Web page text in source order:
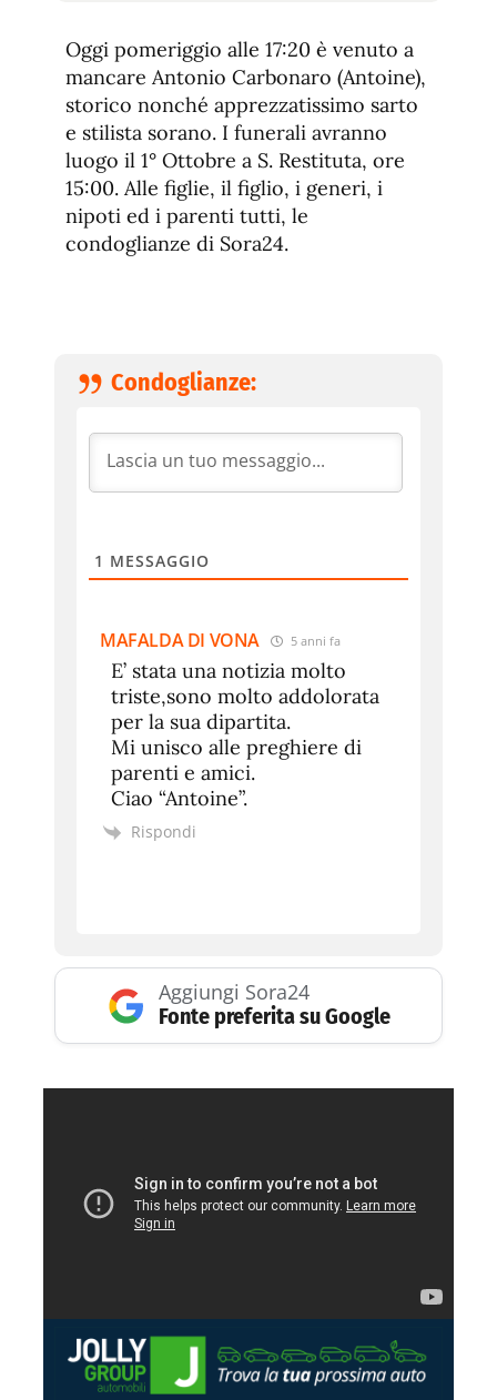
de
fuente
de
fuente.
Oggi pomeriggio alle 17:20 è venuto a
mancare Antonio Carbonaro (Antoine),
storico nonché apprezzatissimo sarto
e stilista sorano. I funerali avranno
luogo il 1° Ottobre a S. Restituta, ore
15:00. Alle figlie, il figlio, i generi, i
nipoti ed i parenti tutti, le
condoglianze di Sora24.
Condoglianze:
1 MESSAGGIO
MAFALDA DI VONA 5 anni fa
E’ stata una notizia molto
triste,sono molto addolorata
per la sua dipartita.
Mi unisco alle preghiere di
parenti e amici.
Ciao “Antoine”.
Rispondi
Aggiungi Sora24
Fonte preferita su Google